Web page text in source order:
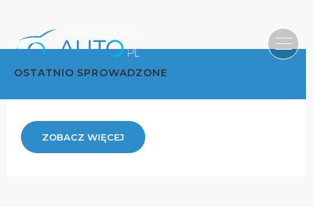
OSTATNIO SPROWADZONE
ZOBACZ WIĘCEJ